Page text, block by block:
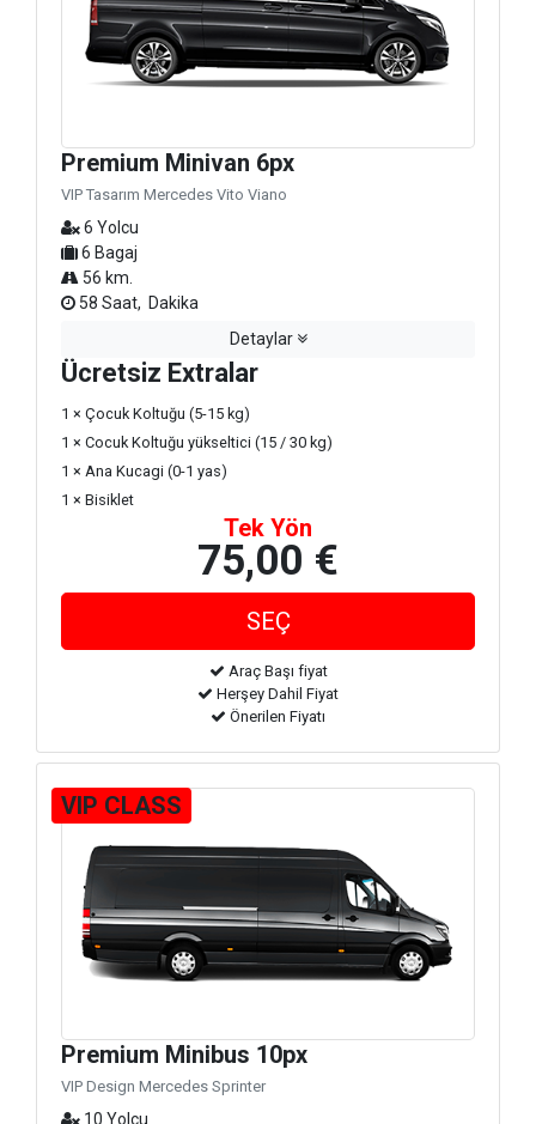
Premium Minivan 6px
VIP Tasarım Mercedes Vito Viano
6 Yolcu
6 Bagaj
56 km.
58 Saat, Dakika
Detaylar
Ücretsiz Extralar
1 × Çocuk Koltuğu (5-15 kg)
1 × Cocuk Koltuğu yükseltici (15 / 30 kg)
1 × Ana Kucagi (0-1 yas)
1 × Bisiklet
Tek Yön
75,00 €
Araç Başı fiyat
Herşey Dahil Fiyat
Önerilen Fiyatı
VIP CLASS
Premium Minibus 10px
VIP Design Mercedes Sprinter
10 Yolcu